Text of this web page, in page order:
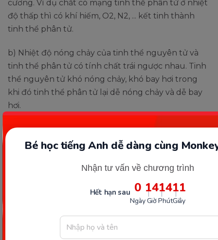
Bé học tiếng Anh dễ dàng cùng
Nhận tư vấn về chương trình
Hết hạn sau 0
Ngày
14
Giờ
14
Phút
09
Giây
cương. Ví dụ chất có mạng tinh thể phân tử ở nhiệt
độ thấp thì có khí hiếm, O2, N2, ... kết tinh thành
tinh thể phân tử.
b) Nhiệt độ nóng chảy của tinh thể nguyên tử và
tinh thể phân tử có tính chất trái ngược nhau. Tinh
thể nguyên tử khó nóng chảy, khó bay hơi trong
khi đó tinh thể phân tử lại dễ nóng chảy và dễ bay
hơi.
Bài tập 5 (SGK Hóa học 10 trang
Vì sao các hợp chất ion có nhiệt độ nóng chảy cao?
Các hợp chất ion có nhiệt độ nóng chảy cao là bởi
lực hút tĩnh điện giữa các ion ngược dấu trong tinh